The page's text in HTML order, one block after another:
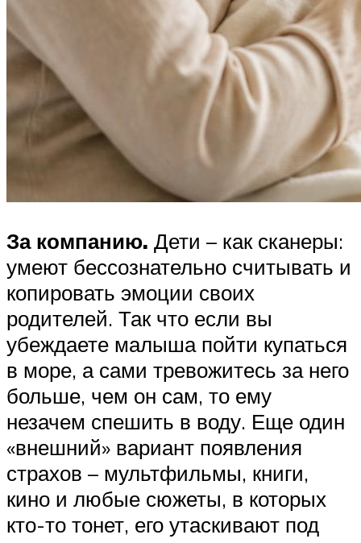
За компанию. Дети – как сканеры:
умеют бессознательно считывать и
копировать эмоции своих
родителей. Так что если вы
убеждаете малыша пойти купаться
в море, а сами тревожитесь за него
больше, чем он сам, то ему
незачем спешить в воду. Еще один
«внешний» вариант появления
страхов – мультфильмы, книги,
кино и любые сюжеты, в которых
кто-то тонет, его утаскивают под